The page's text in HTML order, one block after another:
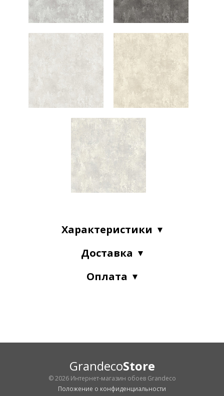
Характеристики
Доставка
Оплата
GrandecoStore
© 2026 Интернет-магазин обоев Grandeco
Положение о конфиденциальности